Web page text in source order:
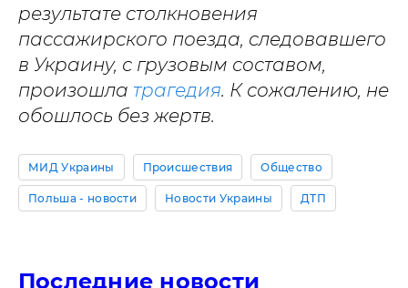
результате столкновения
пассажирского поезда, следовавшего
в Украину, с грузовым составом,
произошла трагедия. К сожалению, не
обошлось без жертв.
МИД Украины Происшествия Общество
Польша - новости Новости Украины ДТП
Последние новости